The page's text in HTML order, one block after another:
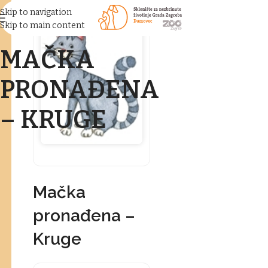
Skip to navigation
Skip to main content
MAČKA
PRONAĐENA
– KRUGE
Mačka
pronađena –
Kruge